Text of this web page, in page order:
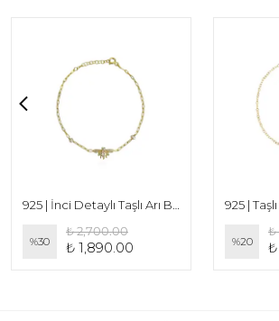
%30
₺ 2,700.00
₺ 1,890.00
925 |
%20
₺
₺